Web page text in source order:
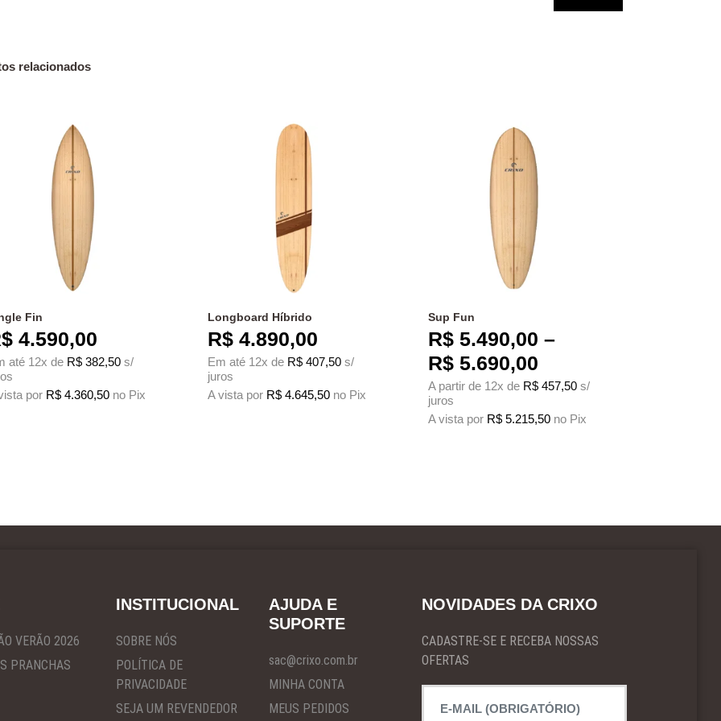
relacionados
Fin
4.590,00
até 12x de R$ 382,50 s/
por R$ 4.360,50 no Pix
Longboard Híbrido
R$ 4.890,00
Em até 12x de R$ 407,50 s/
juros
A vista por R$ 4.645,50 no Pix
Este produto tem várias variantes. As opções podem ser escolhidas na página do produto
Sup Fun
R$ 5.490,00 –
R$ 5.690,00
A partir de 12x de R$ 457,50 s/
juros
A vista por R$ 5.215,50 no Pix
VERÃO 2026
PRANCHAS
INSTITUCIONAL
SOBRE NÓS
POLÍTICA DE
PRIVACIDADE
SEJA UM REVENDEDOR
AJUDA E
SUPORTE
sac@crixo.com.br
MINHA CONTA
MEUS PEDIDOS
NOVIDADES DA CRIXO
CADASTRE-SE E RECEBA NOSSAS
OFERTAS